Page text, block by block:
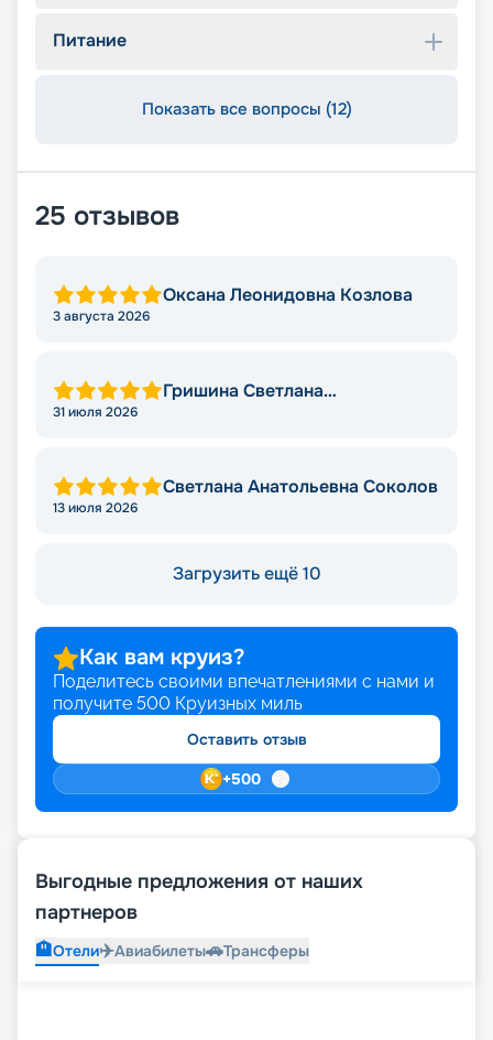
Питание
Показать все вопросы (12)
25 отзывов
Оксана Леонидовна Козлова
3 августа 2026
Гришина Светлана
31 июля 2026
Светлана Анатольевна Соколов
13 июля 2026
Загрузить ещё 10
Как вам круиз?
Поделитесь своими впечатлениями с нами и
получите 500 Круизных миль
Оставить отзыв
+500
Выгодные предложения от наших
партнеров
🏨Отели✈️Авиабилеты🚗Трансферы